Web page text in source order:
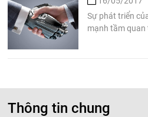
Sự phát triển
mạnh tầm quan
Thông tin chung